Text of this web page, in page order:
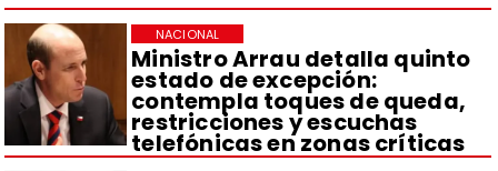
Ministro Arrau detalla quinto
estado de excepción:
contempla toques de queda,
restricciones y escuchas
telefónicas en zonas críticas
NACIONAL